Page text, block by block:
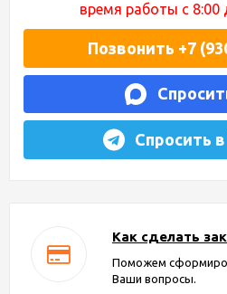
время работы с 8:00
Позвонить +7
Спросить
Как сделать
Поможем
Ваши вопросы.